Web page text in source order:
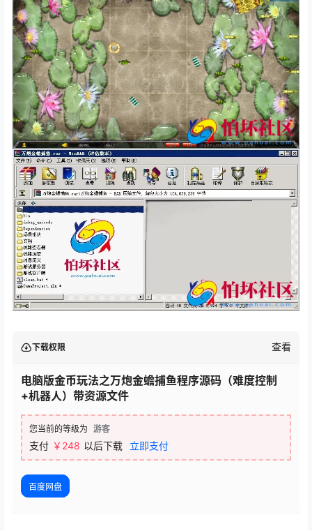
下载权限 查看
电脑版金币玩法之万炮金蟾捕鱼程序源码（难度控制
+机器人）带资源文件
您当前的等级为 游客
支付 ￥248 以后下载 立即支付
百度网盘